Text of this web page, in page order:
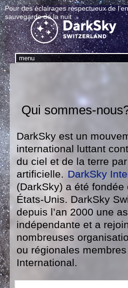
Pour des éclairages respectueux de
sauvegarde de la nuit
menu
Qui sommes-
DarkSky est un
international luttant
du ciel et de la terre
artificielle. DarkSky
(DarkSky) a été fondée
États-Unis. DarkSky
depuis l’an 2000 une
indépendante et a
nombreuses
ou régionales
International.